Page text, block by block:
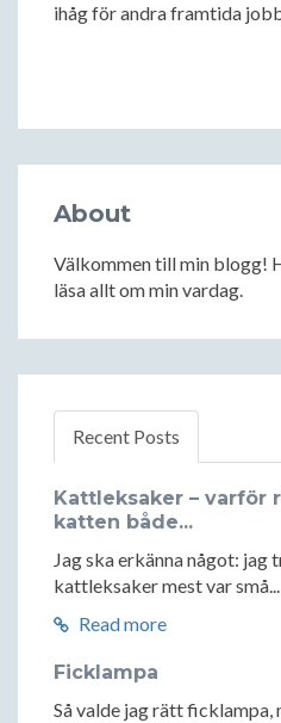
ihåg för andra framtida
About
Välkommen till min blogg!
läsa allt om min vardag.
Recent Posts
Kattleksaker – varför
katten både...
Jag ska erkänna något: jag
kattleksaker mest var små...
Read more
Ficklampa
Så valde jag rätt ficklampa,